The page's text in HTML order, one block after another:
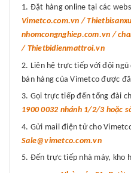
Đặt hàng online tại các
Vimetco.com.vn /
nhomcongnghiep.com.vn /
/ Thietbidienmattroi.vn
Liên hệ trực tiếp với đội
bán hàng của Vimetco được
Gọi trực tiếp đến tổng đài
1900 0032 nhánh 1/2/3 hoặc
Gửi mail điện tử cho
Sale@vimetco.com.vn
Đến trực tiếp nhà máy, kho